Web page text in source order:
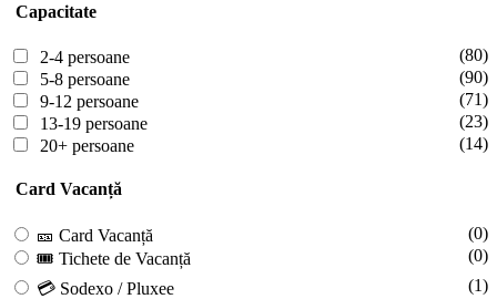
Capacitate
2-4 persoane
(80)
5-8 persoane
(90)
9-12 persoane
(71)
13-19 persoane
(23)
20+ persoane
(14)
Card Vacanță
🎫 Card Vacanță
(0)
🎟 Tichete de Vacanță
(0)
💳 Sodexo / Pluxee
(1)